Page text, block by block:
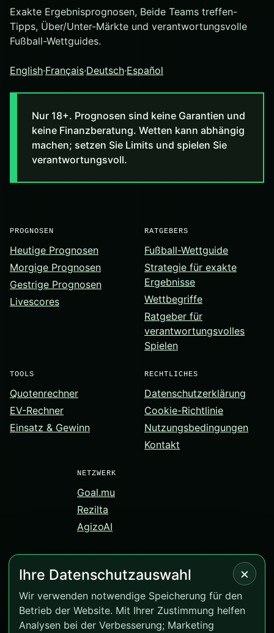
Exakte Ergebnisprognosen, Beide Teams treffen-
Tipps, Über/Unter-Märkte und verantwortungsvolle
Fußball-Wettguides.
English·Français·Deutsch·Español
Nur 18+. Prognosen sind keine Garantien und
keine Finanzberatung. Wetten kann abhängig
machen; setzen Sie Limits und spielen Sie
verantwortungsvoll.
PROGNOSEN
Heutige Prognosen
Morgige Prognosen
Gestrige Prognosen
Livescores
RATGEBERS
Fußball-Wettguide
Strategie für exakte
Ergebnisse
Wettbegriffe
Ratgeber für
verantwortungsvolles
Spielen
TOOLS
Quotenrechner
EV-Rechner
Einsatz & Gewinn
RECHTLICHES
Datenschutzerklärung
Cookie-Richtlinie
Nutzungsbedingungen
Kontakt
NETZWERK
Goal.mu
Rezilta
AgizoAI
Version 4.0.13
BeGambleAware· GamCare
×
Ihre Datenschutzauswahl
Wir verwenden notwendige Speicherung für den
Betrieb der Website. Mit Ihrer Zustimmung helfen
Analysen bei der Verbesserung; Marketing